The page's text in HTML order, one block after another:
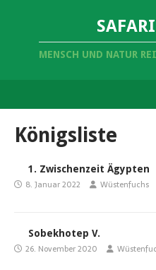
MENSCH UND NATUR
Königsliste
1. Zwischenzeit Ägypten
8. Januar 2022 Wüstenfuchs
Sobekhotep V.
26. November 2020